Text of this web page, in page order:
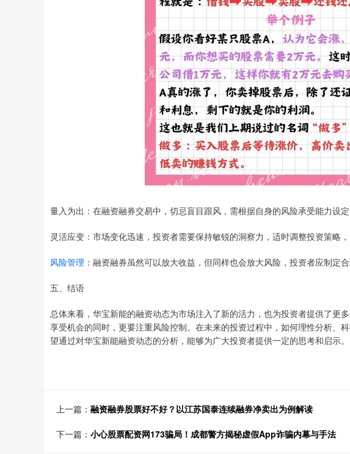
量入为出：在融资融券交易中，切忌盲目跟风，需根据自身的风险承受能力设定
灵活应变：市场变化迅速，投资者需要保持敏锐的洞察力，适时调整投资策略，
风险管理 ：融资融券虽然可以放大收益，但同样也会放大风险，投资者应制定
五、结语
总体来看，华宝新能的融资动态为市场注入了新的活力，也为投资者提供了更
享受机会的同时，更要注重风险控制。在未来的投资过程中，如何理性分析、
望通过对华宝新能融资动态的分析，能够为广大投资者提供一定的思考和启示。
上一篇： 融资融券股票好不好？以江苏国泰连续融券净卖出为例解读
下一篇： 小心股票配资网173骗局！成都警方揭秘虚假App诈骗内幕与手法